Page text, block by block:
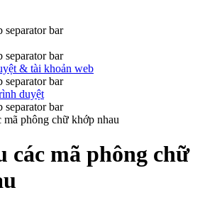
& tài khoản web
duyệt
mã phông chữ khớp nhau
các mã phông chữ